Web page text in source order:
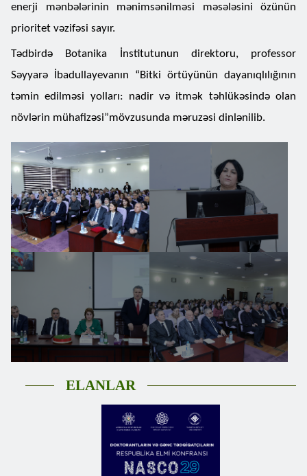
enerji mənbələrinin mənimsənilməsi məsələsini özünün
prioritet vəzifəsi sayır.
Tədbirdə Botanika İnstitutunun direktoru, professor
Səyyarə İbadullayevanın “Bitki örtüyünün dayanıqlılığının
təmin edilməsi yolları: nadir və itmək təhlükəsində olan
növlərin mühafizəsi”mövzusunda məruzəsi dinlənilib.
ELANLAR